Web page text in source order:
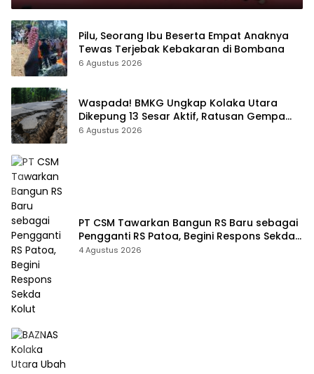
Pilu, Seorang Ibu Beserta Empat Anaknya
Tewas Terjebak Kebakaran di Bombana
6 Agustus 2026
Waspada! BMKG Ungkap Kolaka Utara
Dikepung 13 Sesar Aktif, Ratusan Gempa
Sudah Terekam
6 Agustus 2026
PT CSM Tawarkan Bangun RS Baru sebagai
Pengganti RS Patoa, Begini Respons Sekda
Kolut
4 Agustus 2026